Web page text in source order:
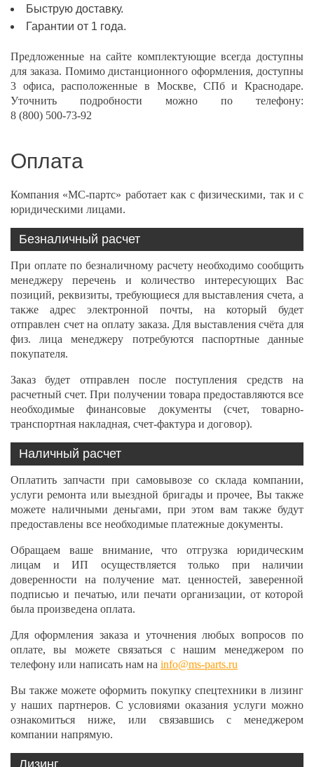
Быструю доставку.
Гарантии от 1 года.
Предложенные на сайте комплектующие всегда доступны
для заказа. Помимо дистанционного оформления, доступны
3 офиса, расположенные в Москве, СПб и Краснодаре.
Уточнить подробности можно по телефону:
8 (800) 500-73-92
Оплата
Компания «МС-партс» работает как с физическими, так и с
юридическими лицами.
Безналичный расчет
При оплате по безналичному расчету необходимо сообщить
менеджеру перечень и количество интересующих Вас
позиций, реквизиты, требующиеся для выставления счета, а
также адрес электронной почты, на который будет
отправлен счет на оплату заказа. Для выставления счёта для
физ. лица менеджеру потребуются паспортные данные
покупателя.
Заказ будет отправлен после поступления средств на
расчетный счет. При получении товара предоставляются все
необходимые финансовые документы (счет, товарно-
транспортная накладная, счет-фактура и договор).
Наличный расчет
Оплатить запчасти при самовывозе со склада компании,
услуги ремонта или выездной бригады и прочее, Вы также
можете наличными деньгами, при этом вам также будут
предоставлены все необходимые платежные документы.
Обращаем ваше внимание, что отгрузка юридическим
лицам и ИП осуществляется только при наличии
доверенности на получение мат. ценностей, заверенной
подписью и печатью, или печати организации, от которой
была произведена оплата.
Для оформления заказа и уточнения любых вопросов по
оплате, вы можете связаться с нашим менеджером по
телефону или написать нам на info@ms-parts.ru
Вы также можете оформить покупку спецтехники в лизинг
у наших партнеров. С условиями оказания услуги можно
ознакомиться ниже, или связавшись с менеджером
компании напрямую.
Лизинг